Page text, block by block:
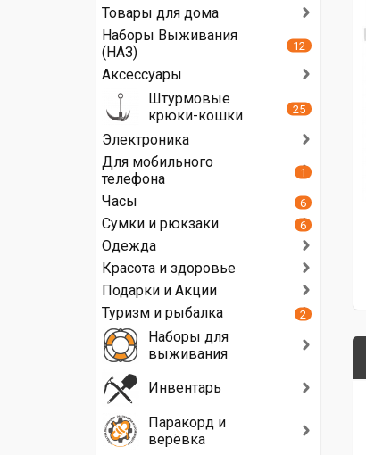
Товары для дома
Наборы Выживания
(НАЗ)
12
Аксессуары
Штурмовые
крюки-кошки
25
Электроника
Для мобильного
телефона
1
Часы 6
Сумки и рюкзаки 6
Одежда
Красота и здоровье
Подарки и Акции
Туризм и рыбалка
2
Наборы для
выживания
Инвентарь
Паракорд и
верёвка